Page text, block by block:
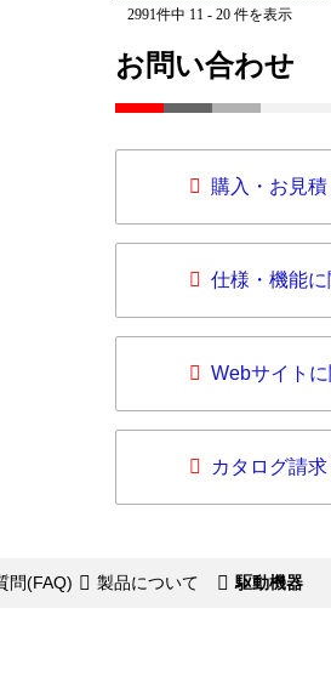
2991件中 11 - 20 件を表示
お問い合わせ
購入・お見
仕様・機能
Webサイト
カタログ請求
問(FAQ) 製品について 駆動機器